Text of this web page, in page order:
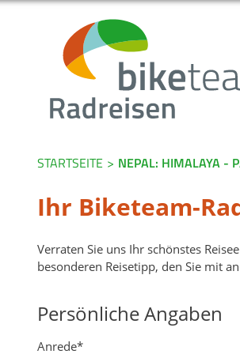
STARTSEITE > NEPAL: HIMALAYA -
Ihr Biketeam-
Verraten Sie uns Ihr schönstes
besonderen Reisetipp, den Sie mit
Persönliche Angaben
Anrede